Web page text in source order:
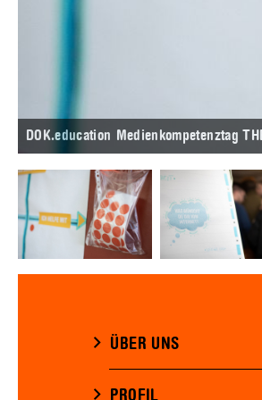
DOK.education Medienkompetenztag
DOK.education Medienkompetenztag
ÜBER UNS
PROFIL